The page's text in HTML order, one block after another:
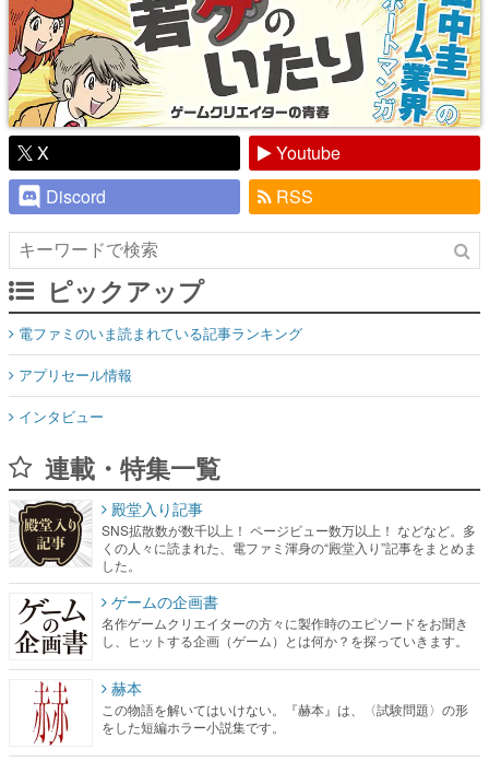
X
Youtube
Discord
RSS
ピックアップ
電ファミのいま読まれている記事ランキング
アプリセール情報
インタビュー
連載・特集一覧
殿堂入り記事
SNS拡散数が数千以上！ ページビュー数万以上！ などなど。多
くの人々に読まれた、電ファミ渾身の“殿堂入り”記事をまとめま
した。
ゲームの企画書
名作ゲームクリエイターの方々に製作時のエピソードをお聞き
し、ヒットする企画（ゲーム）とは何か？を探っていきます。
赫本
この物語を解いてはいけない。『赫本』は、〈試験問題〉の形
をした短編ホラー小説集です。